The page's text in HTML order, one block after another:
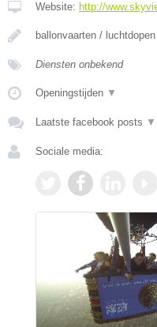
Website: http://
ballonvaarten /
Diensten onbekend
Openingstijden ▼
Laatste facebook posts ▼
Sociale media: